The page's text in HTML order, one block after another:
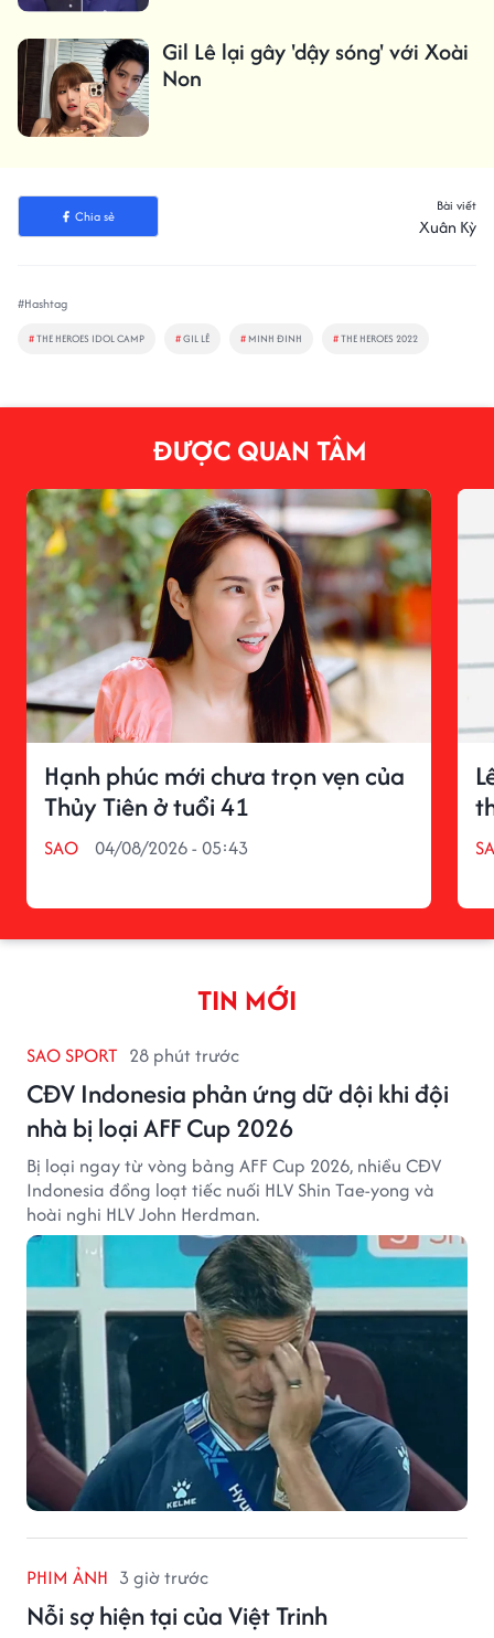
Gil Lê lại gây 'dậy sóng' với Xoài
Non
Chia sẻ
Bài viết
Xuân Kỳ
#Hashtag
#THE HEROES IDOL CAMP #GIL LÊ # MINH ĐINH #THE HEROES 2022
ĐƯỢC QUAN TÂM
Hạnh phúc mới chưa trọn vẹn của
Thủy Tiên ở tuổi 41
SAO 04/08/2026 - 05:43
TIN MỚI
SAO SPORT 28 phút trước
CĐV Indonesia phản ứng dữ dội khi đội
nhà bị loại AFF Cup 2026
Bị loại ngay từ vòng bảng AFF Cup 2026, nhiều CĐV
Indonesia đồng loạt tiếc nuối HLV Shin Tae-yong và
hoài nghi HLV John Herdman.
PHIM ẢNH 3 giờ trước
Nỗi sợ hiện tại của Việt Trinh